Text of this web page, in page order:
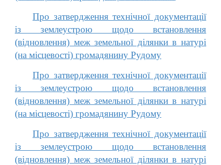
Про затвердження технічної документації
із землеустрою щодо встановлення
(відновлення) меж земельної ділянки в натурі
(на місцевості) громадянину Рудому
Про затвердження технічної документації
із землеустрою щодо встановлення
(відновлення) меж земельної ділянки в натурі
(на місцевості) громадянину Рудому
Про затвердження технічної документації
із землеустрою щодо встановлення
(відновлення) меж земельної ділянки в натурі